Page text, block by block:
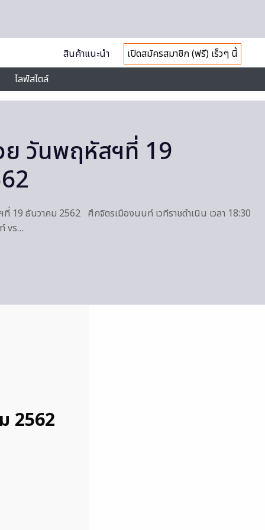
สินค้าแนะนำ
เปิดสมัครสมาชิก (ฟรี) เร็วๆ นี้
ไลฟ์สไตล์
ย วันพฤหัสฯที่ 19
ที่ 19 ธันวาคม 2562 ศึกจิตรเมืองนนท์ เวทีราชดำเนิน เวลา 18:30
vs…
2562